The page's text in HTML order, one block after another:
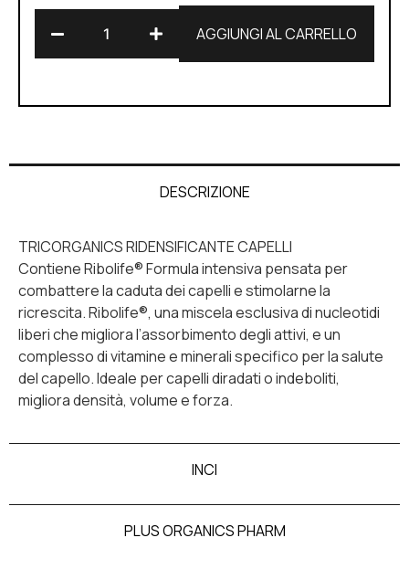
AGGIUNGI AL CARRELLO
DESCRIZIONE
INCI
PLUS ORGANICS PHARM
TRICORGANICS RIDENSIFICANTE CAPELLI
Contiene Ribolife®️ Formula intensiva pensata per
combattere la caduta dei capelli e stimolarne la
ricrescita. Ribolife®, una miscela esclusiva di nucleotidi
liberi che migliora l’assorbimento degli attivi, e un
complesso di vitamine e minerali specifico per la salute
del capello. Ideale per capelli diradati o indeboliti,
migliora densità, volume e forza.